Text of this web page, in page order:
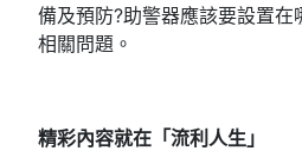
備及預防?助警器應該要設置在
相關問題。
精彩內容就在「流利人生」